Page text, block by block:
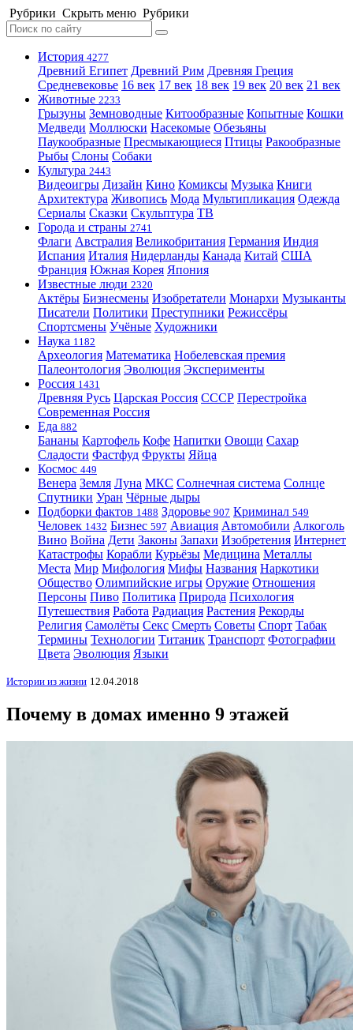
Рубрики Скрыть меню Рубрики
История 4277
Древний Египет Древний Рим Древняя Греция
Средневековье 16 век 17 век 18 век 19 век 20 век 21 век
Животные 2233
Грызуны Земноводные Китообразные Копытные Кошки
Медведи Моллюски Насекомые Обезьяны
Паукообразные Пресмыкающиеся Птицы Ракообразные
Рыбы Слоны Собаки
Культура 2443
Видеоигры Дизайн Кино Комиксы Музыка Книги
Архитектура Живопись Мода Мультипликация Одежда
Сериалы Сказки Скульптура ТВ
Города и страны 2741
Флаги Австралия Великобритания Германия Индия
Испания Италия Нидерланды Канада Китай США
Франция Южная Корея Япония
Известные люди 2320
Актёры Бизнесмены Изобретатели Монархи Музыканты
Писатели Политики Преступники Режиссёры
Спортсмены Учёные Художники
Наука 1182
Археология Математика Нобелевская премия
Палеонтология Эволюция Эксперименты
Россия 1431
Древняя Русь Царская Россия СССР Перестройка
Современная Россия
Еда 882
Бананы Картофель Кофе Напитки Овощи Сахар
Сладости Фастфуд Фрукты Яйца
Космос 449
Венера Земля Луна МКС Солнечная система Солнце
Спутники Уран Чёрные дыры
Подборки фактов 1488 Здоровье 907 Криминал 549
Человек 1432 Бизнес 597 Авиация Автомобили Алкоголь
Вино Война Дети Законы Запахи Изобретения Интернет
Катастрофы Корабли Курьёзы Медицина Металлы
Места Мир Мифология Мифы Названия Наркотики
Общество Олимпийские игры Оружие Отношения
Персоны Пиво Политика Природа Психология
Путешествия Работа Радиация Растения Рекорды
Религия Самолёты Секс Смерть Советы Спорт Табак
Термины Технологии Титаник Транспорт Фотографии
Цвета Эволюция Языки
Истории из жизни 12.04.2018
Почему в домах именно 9 этажей